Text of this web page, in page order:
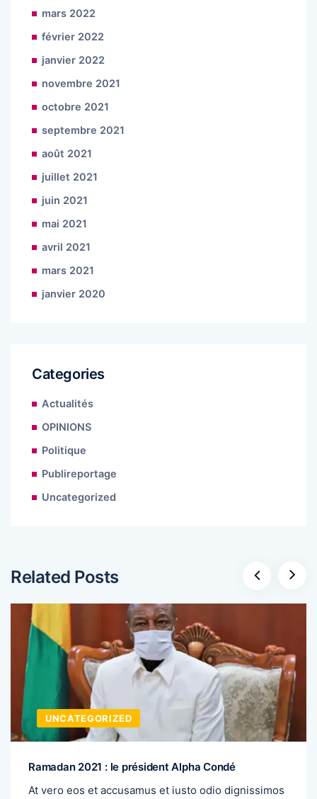
mars 2022
février 2022
janvier 2022
novembre 2021
octobre 2021
septembre 2021
août 2021
juillet 2021
juin 2021
mai 2021
avril 2021
mars 2021
janvier 2020
Categories
Actualités
OPINIONS
Politique
Publireportage
Uncategorized
Related Posts
UNCATEGORIZED
Ramadan 2021 : le président Alpha Condé
At vero eos et accusamus et iusto odio dignissimos